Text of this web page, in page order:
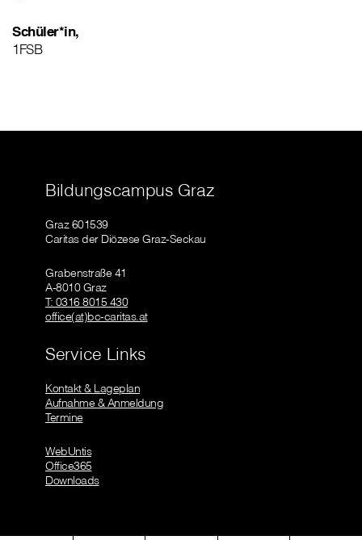
Schüler*in,
1FSB
Bildungscampus Graz
Graz 601539
Caritas der Diözese Graz-Seckau
Grabenstraße 41
A-8010 Graz
T: 0316 8015 430
office(at)bc-caritas.at
Service Links
Kontakt & Lageplan
Aufnahme & Anmeldung
Termine
WebUntis
Office365
Downloads